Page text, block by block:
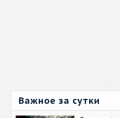
Важное за сутки